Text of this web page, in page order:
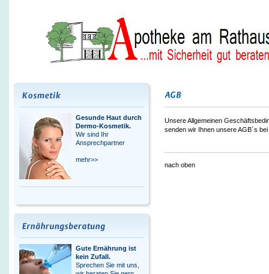
Gesunde Haut durch
Dermo-Kosmetik.
Wir sind Ihr
Ansprechpartner
mehr>>
Gute Ernährung ist
kein Zufall.
Sprechen Sie mit uns,
Unsere Allgemeinen
senden wir Ihnen unsere AGB´s
nach oben